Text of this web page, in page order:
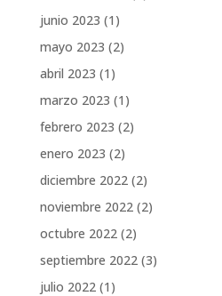
junio 2023 (1)
mayo 2023 (2)
abril 2023 (1)
marzo 2023 (1)
febrero 2023 (2)
enero 2023 (2)
diciembre 2022(2)
noviembre 2022(2)
octubre 2022(2)
septiembre 2022(3)
julio 2022(1)